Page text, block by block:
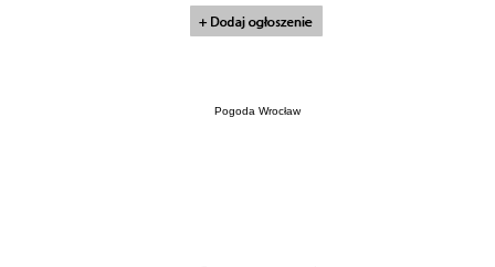
Pogoda Wrocław